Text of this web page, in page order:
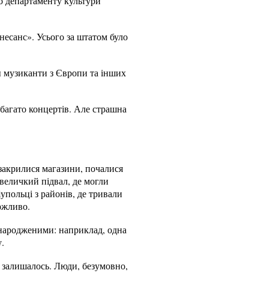
Усього за штатом було
музиканти з Європи та інших
концертів. Але страшна
магазини, почалися
підвал, де могли
з районів, де тривали
наприклад, одна
залишалось. Люди, безумовно,